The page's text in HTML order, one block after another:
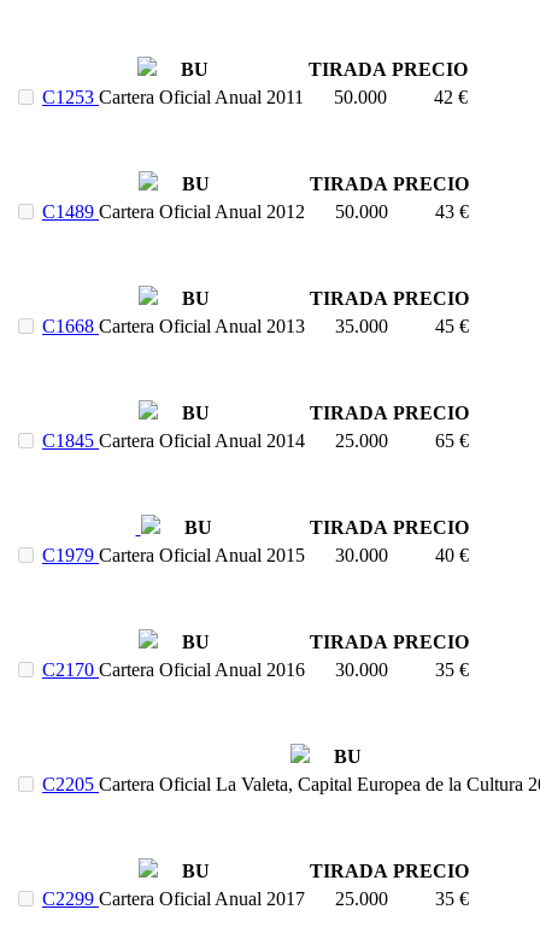
BU TIRADA PRECIO
C1253 Cartera Oficial Anual 2011 50.000 42 €
BU TIRADA PRECIO
C1489 Cartera Oficial Anual 2012 50.000 43 €
BU TIRADA PRECIO
C1668 Cartera Oficial Anual 2013 35.000 45 €
BU TIRADA PRECIO
C1845 Cartera Oficial Anual 2014 25.000 65 €
BU TIRADA PRECIO
C1979 Cartera Oficial Anual 2015 30.000 40 €
BU TIRADA PRECIO
C2170 Cartera Oficial Anual 2016 30.000 35 €
BU
C2205 Cartera Oficial La Valeta, Capital Europea de la Cultura
BU TIRADA PRECIO
C2299 Cartera Oficial Anual 2017 25.000 35 €